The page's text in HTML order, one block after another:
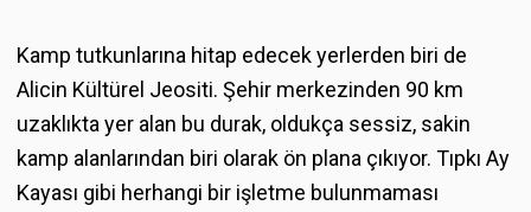
Kamp tutkunlarına hitap edecek yerlerden biri de
Alicin Kültürel Jeositi. Şehir merkezinden 90 km
uzaklıkta yer alan bu durak, oldukça sessiz, sakin
kamp alanlarından biri olarak ön plana çıkıyor. Tıpkı Ay
Kayası gibi herhangi bir işletme bulunmaması